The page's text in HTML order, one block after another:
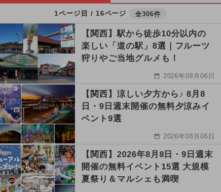
1ページ目 / 16ページ 全306件
【関西】駅から徒歩10分以内の
楽しい「道の駅」8選｜フルーツ
狩りやご当地グルメも！
2026年08月06日
【関西】涼しい夕方から♪ 8月8
日・9日週末開催の無料夕涼みイ
ベント9選
2026年08月06日
【関西】2026年8月8日・9日週末
開催の無料イベント15選 大規模
夏祭り＆マルシェも満喫